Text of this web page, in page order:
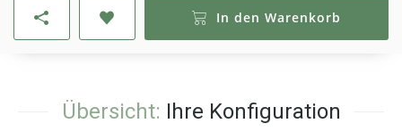
In den Warenkorb
Übersicht: Ihre Konfiguration